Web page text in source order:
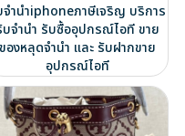
จำนำiphoneภาษีเจริญ บริการ
บจำนำ รับซื้ออุปกรณ์ไอที ขาย
ของหลุดจำนำ และ รับฝากขาย
อุปกรณ์ไอที